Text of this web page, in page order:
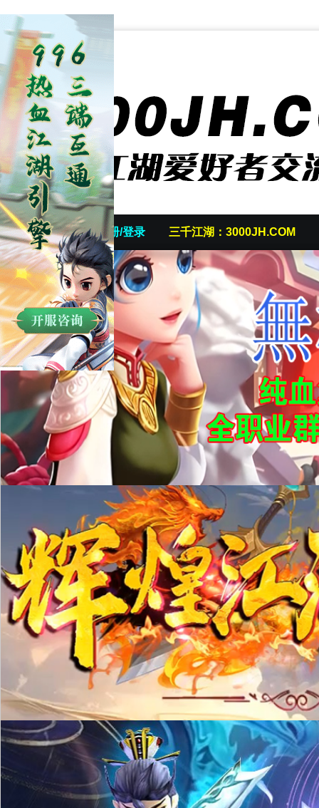
首页 发帖/注册/登录 三千江湖：3000JH.COM